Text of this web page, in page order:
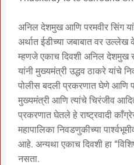
अनिल देशमुख आणि परमवीर सिंग
अर्थात ईडीच्या जबाबात वर उल्लेख
म्हणजे एकाच दिवशी अनिल देशमुख
यांनी मुख्यमंत्री उद्धव ठाकरे यांचे
पोलीस बदली प्रकरणात घेणे आणि
मुख्यमंत्री आणि त्यांचे चिरंजीव
प्रकरणात घेतले हे राष्ट्रवादी
महापालिका निवडणुकीच्या
आहे. अन्यथा एकाच दिवशी हा
नसता.